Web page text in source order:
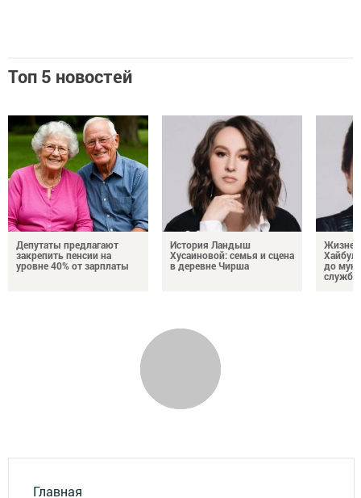
Топ 5 новостей
Депутаты предлагают
закрепить пенсии на
уровне 40% от зарплаты
История Ландыш
Хусаиновой: семья и сцена
в деревне Чирша
до
службы
Главная